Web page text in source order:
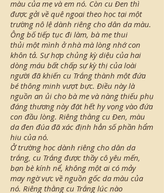
màu của mẹ và em nó. Còn cu Đen thì
được gởi về quê ngoại theo học tại một
trường nô lệ dành riêng cho dân da màu.
Ông bố tiếp tục đi làm, bà mẹ thui
thủi một mình ở nhà mà lòng nhớ con
khôn tả. Sự hợp chủng kỳ diệu của hai
dòng máu bất chấp sự kỳ thị của loài
người đã khiến cu Trắng thành một đứa
bé thông minh vượt bực. Điều này là
nguồn an ủi cho bà mẹ và nàng thiếu phụ
đáng thương này đặt hết hy vọng vào đứa
con đầu lòng. Riêng thằng cu Đen, màu
da đen đúa đã xác định hẳn số phần hẩm
hiu của nó.
Ở trường học dành riêng cho dân da
trắng, cu Trắng được thầy cô yêu mến,
bạn bè kính nể, không một ai có mảy
may ngờ vực về nguồn gốc da màu của
nó. Riêng thằng cu Trắng lúc nào